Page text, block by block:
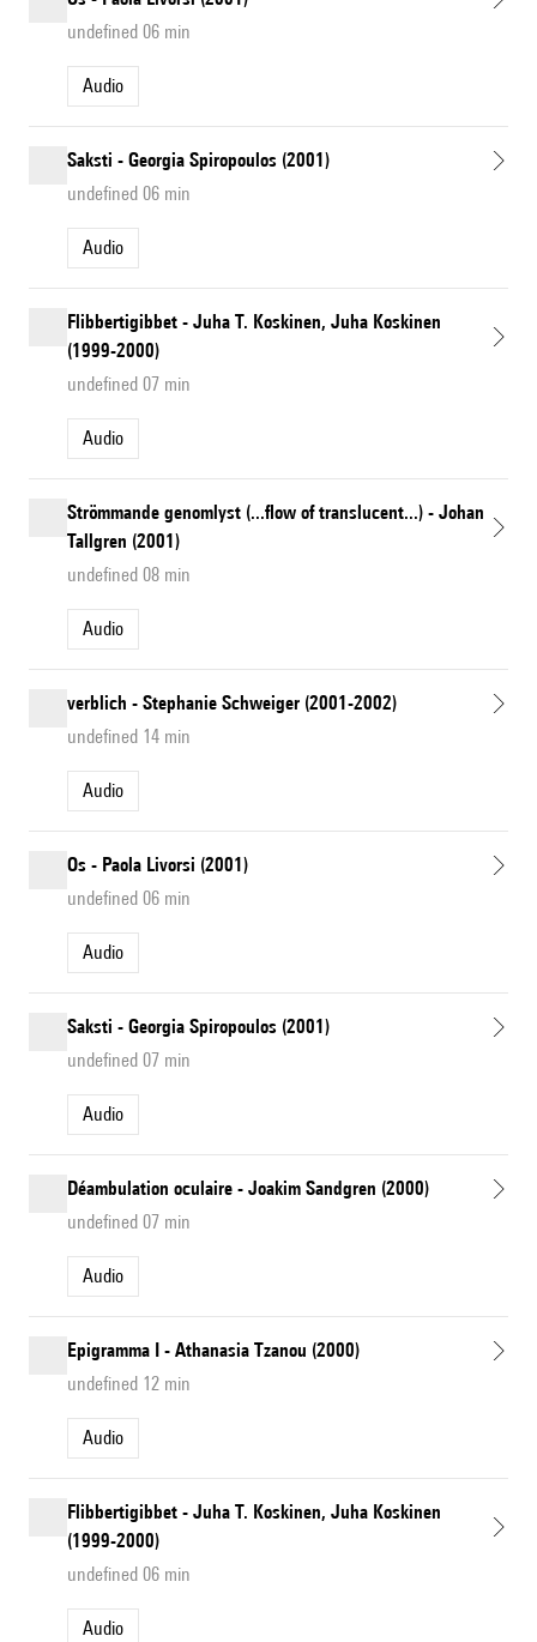
undefined 06 min
Audio
Saksti - Georgia Spiropoulos (2001)
undefined 06 min
Audio
Flibbertigibbet - Juha T. Koskinen, Juha Koskinen
(1999-2000)
undefined 07 min
Audio
Strömmande genomlyst (...flow of translucent...) - Johan
Tallgren (2001)
undefined 08 min
Audio
verblich - Stephanie Schweiger (2001-2002)
undefined 14 min
Audio
Os - Paola Livorsi (2001)
undefined 06 min
Audio
Saksti - Georgia Spiropoulos (2001)
undefined 07 min
Audio
Déambulation oculaire - Joakim Sandgren (2000)
undefined 07 min
Audio
Epigramma I - Athanasia Tzanou (2000)
undefined 12 min
Audio
Flibbertigibbet - Juha T. Koskinen, Juha Koskinen
(1999-2000)
undefined 06 min
Audio